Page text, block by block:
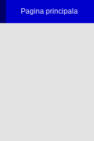
Pagina principala